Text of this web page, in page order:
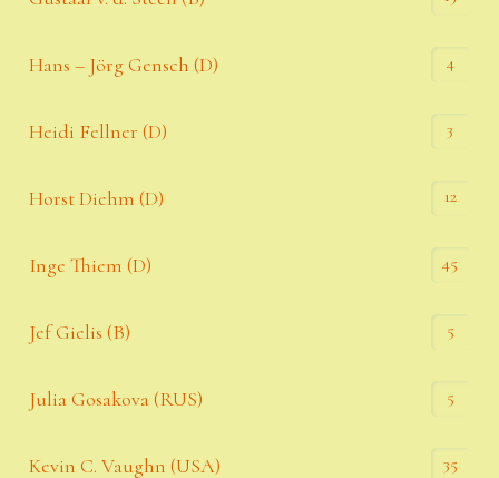
Hans – Jörg Gensch (D) 4
Heidi Fellner (D) 3
Horst Diehm (D) 12
Inge Thiem (D) 45
Jef Gielis (B) 5
Julia Gosakova (RUS) 5
Kevin C. Vaughn (USA) 35